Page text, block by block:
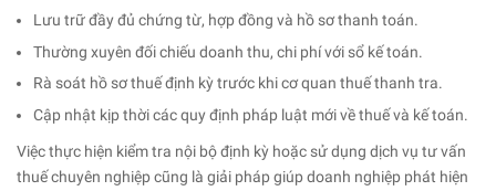
Lưu trữ đầy đủ chứng từ, hợp đồng và hồ sơ thanh toán.
Thường xuyên đối chiếu doanh thu, chi phí với sổ kế toán.
Rà soát hồ sơ thuế định kỳ trước khi cơ quan thuế thanh tra.
Cập nhật kịp thời các quy định pháp luật mới về thuế và kế toán.
Việc thực hiện kiểm tra nội bộ định kỳ hoặc sử dụng dịch vụ tư vấn
thuế chuyên nghiệp cũng là giải pháp giúp doanh nghiệp phát hiện